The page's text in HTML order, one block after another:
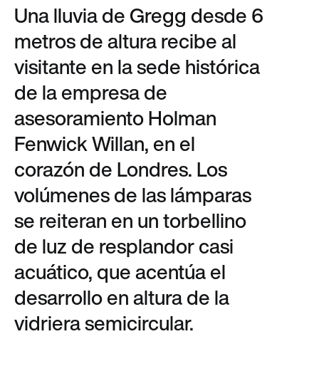
Una lluvia de Gregg desde 6
metros de altura recibe al
visitante en la sede histórica
de la empresa de
asesoramiento Holman
Fenwick Willan, en el
corazón de Londres. Los
volúmenes de las lámparas
se reiteran en un torbellino
de luz de resplandor casi
acuático, que acentúa el
desarrollo en altura de la
vidriera semicircular.